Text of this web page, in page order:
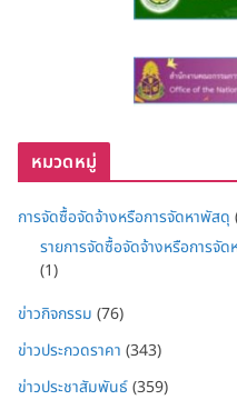
หมวดหมู่
การจัดซื้อจัดจ้างหรือการจัดหาพัสดุ
รายการจัดซื้อจัดจ้างหรือการจั
(1)
ข่าวกิจกรรม (76)
ข่าวประกวดราคา (343)
ข่าวประชาสัมพันธ์(359)